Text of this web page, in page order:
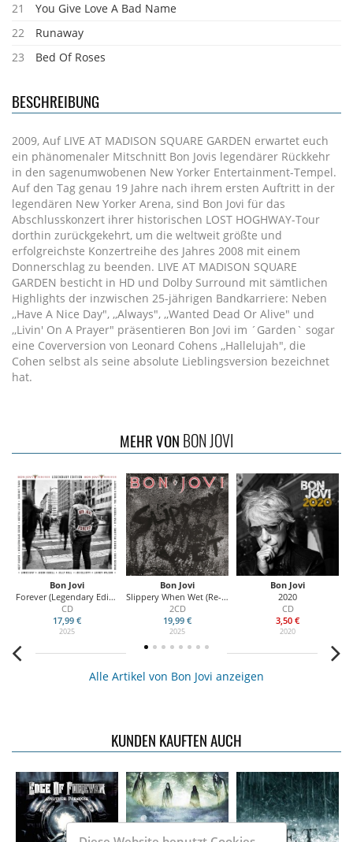
21
You Give Love A Bad Name
22
Runaway
23
Bed Of Roses
BESCHREIBUNG
2009, Auf LIVE AT MADISON SQUARE GARDEN erwartet euch
ein phänomenaler Mitschnitt Bon Jovis legendärer Rückkehr
in den sagenumwobenen New Yorker Entertainment-Tempel.
Auf den Tag genau 19 Jahre nach ihrem ersten Auftritt in der
legendären New Yorker Arena, sind Bon Jovi für das
Abschlusskonzert ihrer historischen LOST HOGHWAY-Tour
dorthin zurückgekehrt, um die weltweit größte und
erfolgreichste Konzertreihe des Jahres 2008 mit einem
Donnerschlag zu beenden. LIVE AT MADISON SQUARE
GARDEN besticht in HD und Dolby Surround mit sämtlichen
Highlights der inzwischen 25-jährigen Bandkarriere: Neben
,,Have A Nice Day", ,,Always", ,,Wanted Dead Or Alive" und
,,Livin' On A Prayer" präsentieren Bon Jovi im ´Garden` sogar
eine Coverversion von Leonard Cohens ,,Hallelujah", die
Cohen selbst als seine absolute Lieblingsversion bezeichnet
hat.
MEHR VON BON JOVI
Bon Jovi
Forever (Legendary Edition)
CD
17,99 €
2025
Bon Jovi
Slippery When Wet (Re-issue) Deulxe Edition
2CD
19,99 €
2025
Bon Jovi
2020
CD
3,50 €
2020
Alle Artikel von Bon Jovi anzeigen
KUNDEN KAUFTEN AUCH